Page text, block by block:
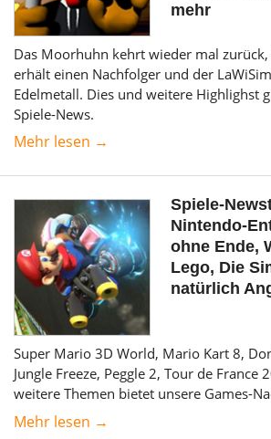
mehr
Das Moorhuhn kehrt wieder mal zurück,
erhält einen Nachfolger und der
Edelmetall. Dies und weitere Highlighst
Spiele-News.
Mehr lesen →
Spiele-
Nintendo-
ohne Ende,
Lego, Die
natürlich
Super Mario 3D World, Mario Kart 8,
Jungle Freeze, Peggle 2, Tour de France
weitere Themen bietet unsere Games-
Mehr lesen →